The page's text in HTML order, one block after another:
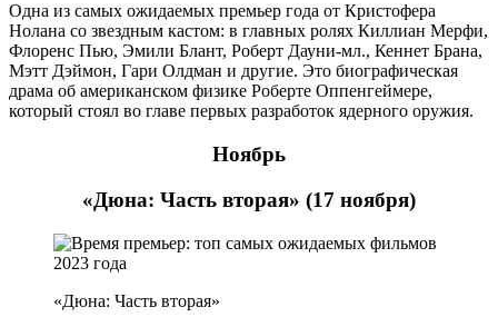
Одна из самых ожидаемых премьер года от Кристофера
Нолана со звездным кастом: в главных ролях Киллиан Мерфи,
Флоренс Пью, Эмили Блант, Роберт Дауни-мл., Кеннет Брана,
Мэтт Дэймон, Гари Олдман и другие. Это биографическая
драма об американском физике Роберте Оппенгеймере,
который стоял во главе первых разработок ядерного оружия.
Ноябрь
«Дюна: Часть вторая» (17 ноября)
«Дюна: Часть вторая»